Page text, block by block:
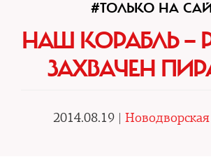
#ТОЛЬКО НА
НАШ КОРАБЛЬ —
ЗАХВАЧЕН
2014.08.19 |